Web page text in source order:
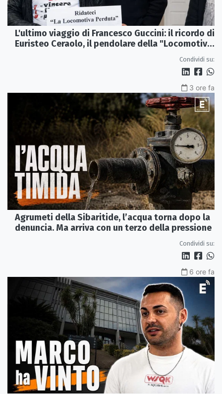
L'ultimo viaggio di Francesco Guccini: il ricordo di
Euristeo Ceraolo, il pendolare della "Locomotiva
Condividi su:
3 ore fa
Agrumeti della Sibaritide, l’acqua torna dopo la
denuncia. Ma arriva con un terzo della pressione
Condividi su:
6 ore fa